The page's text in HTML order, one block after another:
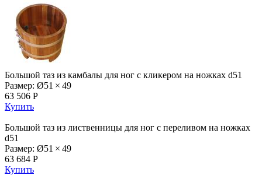
Большой таз из камбалы для ног с кликером на ножках d51
Размер: Ø51 × 49
63 506 Р
Купить
Большой таз из лиственницы для ног с переливом на ножках
d51
Размер: Ø51 × 49
63 684 Р
Купить